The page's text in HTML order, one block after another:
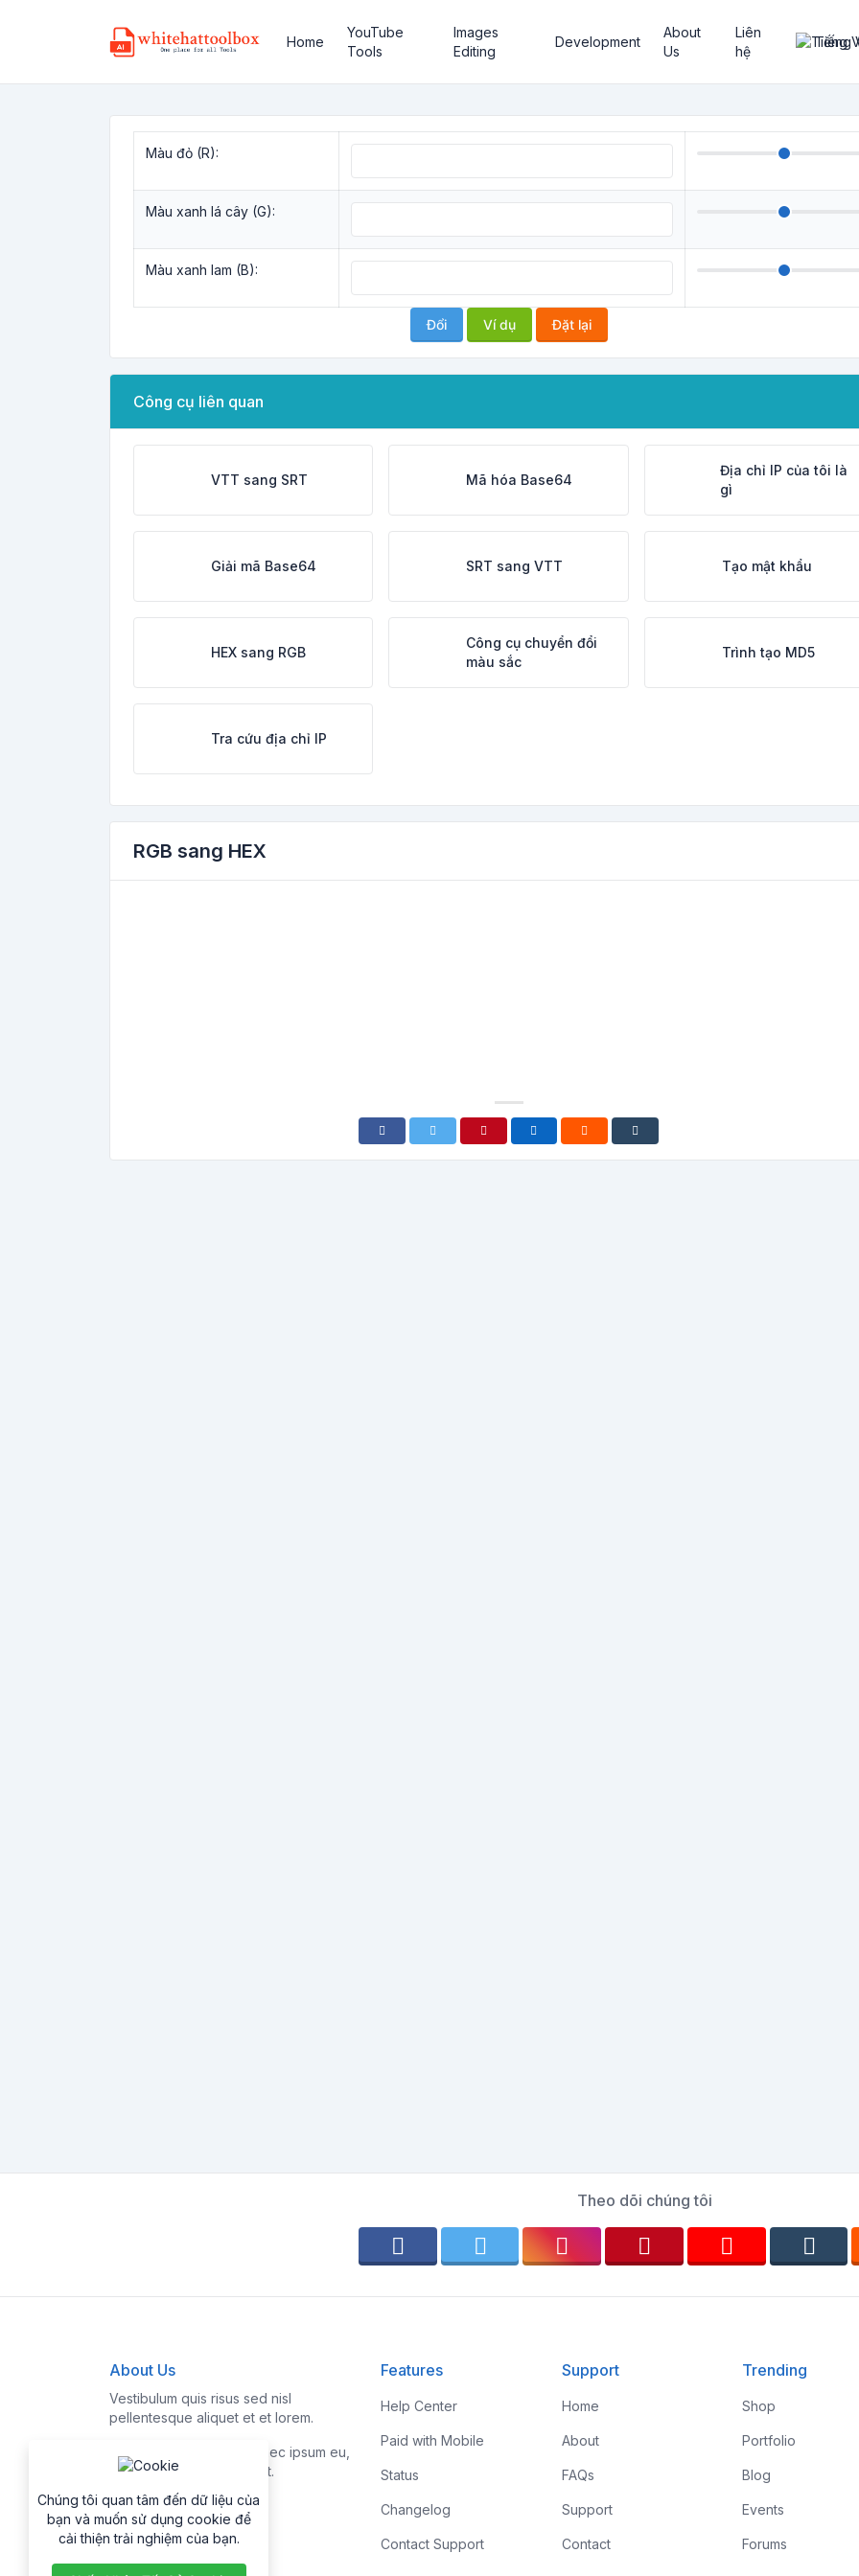
Home
YouTube
Tools
Images
Editing
Development
About
Us
Liên
hệ
Tiếng
Màu đỏ (R):
Màu xanh lá cây (G):
Màu xanh lam (B):
Đổi Ví dụ Đặt lại
Công cụ liên quan
VTT sang SRT Mã hóa Base64
Địa chỉ IP của tôi là
gì
Giải mã Base64 SRT sang VTT Tạo mật khẩu
HEX sang RGB
Công cụ chuyển đổi
màu sắc
Trình tạo MD5
Tra cứu địa chỉ IP
RGB sang HEX
Theo dõi chúng tôi
About Us
Vestibulum quis risus sed nisl
pellentesque aliquet et et lorem.
Fusce nibh nisl, gravida nec ipsum eu,
feugiat condimentum velit.
Features
Help Center
Paid with Mobile
Status
Changelog
Contact Support
Support
Home
About
FAQs
Support
Contact
Trending
Shop
Portfolio
Blog
Events
Forums
Chúng tôi quan tâm đến dữ liệu của
bạn và muốn sử dụng cookie để
cải thiện trải nghiệm của bạn.